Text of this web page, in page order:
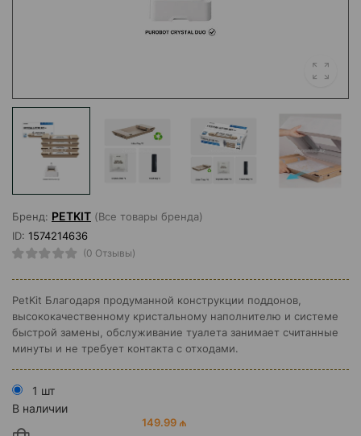
Бренд: PETKIT (Все товары бренда)
ID: 1574214636
(0 Отзывы)
PetKit Благодаря продуманной конструкции поддонов,
высококачественному кристальному наполнителю и системе
быстрой замены, обслуживание туалета занимает считанные
минуты и не требует контакта с отходами.
1 шт
В наличии
149.99 ₼